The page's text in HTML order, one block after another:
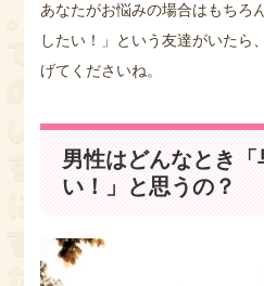
あなたがお悩みの場合はもちろ
したい！」という友達がいたら
げてくださいね。
男性はどんなとき
い！」と思うの？